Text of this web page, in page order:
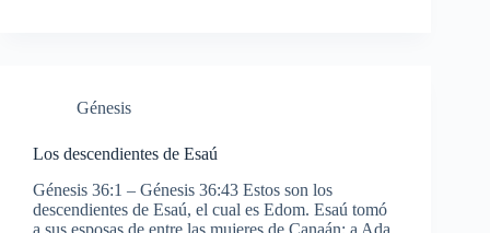
Génesis
Los descendientes de Esaú
Génesis 36:1 – Génesis 36:43 Estos son los
descendientes de Esaú, el cual es Edom. Esaú tomó
a sus esposas de entre las mujeres de Canaán: a Ada